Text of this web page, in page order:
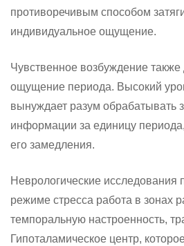
противоречивым способом
индивидуальное ощущение.
Чувственное возбуждение также
ощущение периода. Высокий
вынуждает разум обрабатывать
информации за единицу
его замедления.
Неврологические исследования
режиме стресса работа в зонах
темпоральную настроенность,
Гипоталамическое центр,